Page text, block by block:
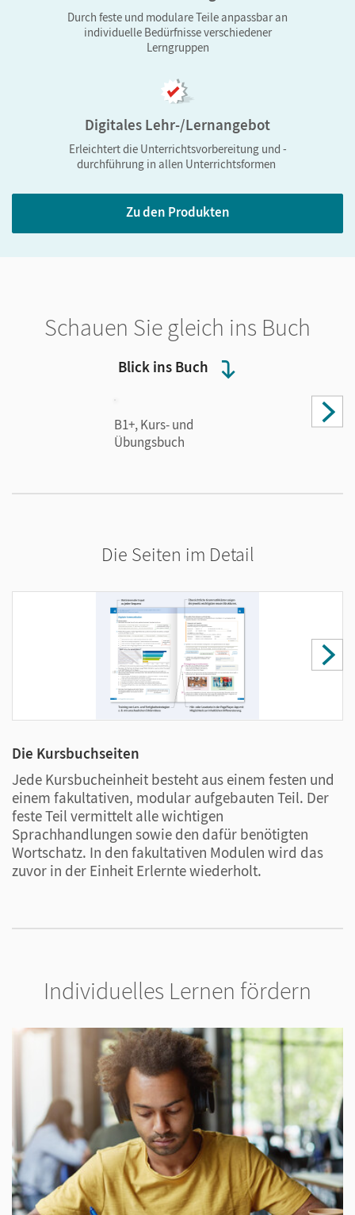
Erleben, begreifen, handeln
Vielfältige aktuelle Themen aus Alltag,
Ausbildung, Studium und Beruf
Flexible Gestaltung des Unterrichts durch
modularen Aufbau der Einheiten
Förderung des individuellen Lernens durch
Binnendifferenzierung und Strategievermittlung
PagePlayer-App
Offene Struktur für mehr Flexibilität
Dank des modularen Aufbaus von
Sie Ihren Unterricht flexibel gestalten: Die
Vermittlung aller wichtigen Sprachhandlungen und
Lernziele findet im ersten Teil jeder Einheit statt. Im
zweiten modularen Teil geht es dann um die
eine der Grundfertigkeiten im Fokus.
Digitale Medien unterstützen dabei, ausgewählte
Aufgaben zu erarbeiten und das Spektrum zu
erweitern. Das integrierte Strategietraining
vermittelt den produktiven Umgang mit Texten.
Außerdem bietet das Lehrwerk:
dem Band B1+
thematische Vielfalt mit Einblick in die Kultur
der deutschsprachigen Länder
ein Training aller Fertigkeiten (inklusive
Hörsehverstehen)
handlungsorientierte Zielaufgaben und aktives
Weitblickermöglicht einen motivierenden und
Lehrwerk gedruckte und digitale Medien sinnvoll
miteinander verknüpft. Mit der PagePlayer-App
können Sie ergänzende Materialien zu Ihrem
Lehrwerk per Smartphone oder Tablet direkt aus
dem Buch heraus aufrufen – wann und wo immer
Sie wollen!
Ob eine digitale Unterstützung für den
Präsenzunterricht, ein leichter Einstieg in Online-
Durch feste und modulare Teile anpassbar an
individuelle Bedürfnisse verschiedener
Lerngruppen
Digitales Lehr-/Lernangebot
Erleichtert die Unterrichtsvorbereitung und -
durchführung in allen Unterrichtsformen
Zu den Produkten
Schauen Sie gleich ins Buch
Blick ins Buch
B1+, Kurs- und
Übungsbuch
Die Seiten im Detail
Die Kursbuchseiten
Jede Kursbucheinheit besteht aus einem festen und
einem fakultativen, modular aufgebauten Teil. Der
feste Teil vermittelt alle wichtigen
Sprachhandlungen sowie den dafür benötigten
Wortschatz. In den fakultativen Modulen wird das
zuvor in der Einheit Erlernte wiederholt.
Individuelles Lernen fördern